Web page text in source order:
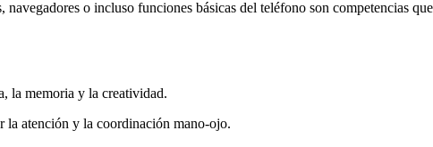
o incluso funciones básicas del teléfono son competencias
la memoria y la creatividad.
la atención y la coordinación mano-ojo.